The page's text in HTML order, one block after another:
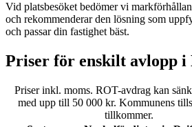
Vid platsbesöket bedömer vi
och rekommenderar den lösning som
och passar din fastighet bäst.
Priser för enskilt avlopp i
Priser inkl. moms. ROT-avdrag kan
med upp till 50 000 kr. Kommunens
tillkommer.